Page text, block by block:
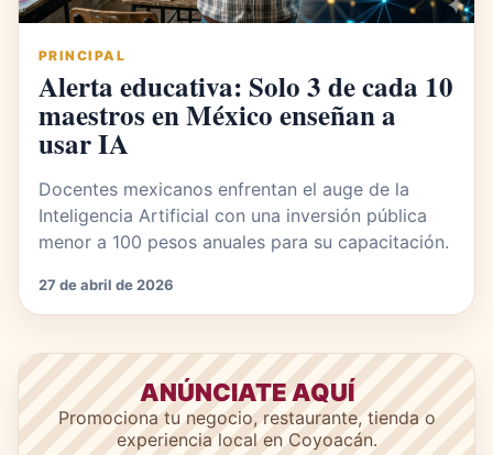
PRINCIPAL
Alerta educativa: Solo 3 de cada 10
maestros en México enseñan a
usar IA
Docentes mexicanos enfrentan el auge de la
Inteligencia Artificial con una inversión pública
menor a 100 pesos anuales para su capacitación.
27 de abril de 2026
ANÚNCIATE AQUÍ
Promociona tu negocio, restaurante, tienda o
experiencia local en Coyoacán.